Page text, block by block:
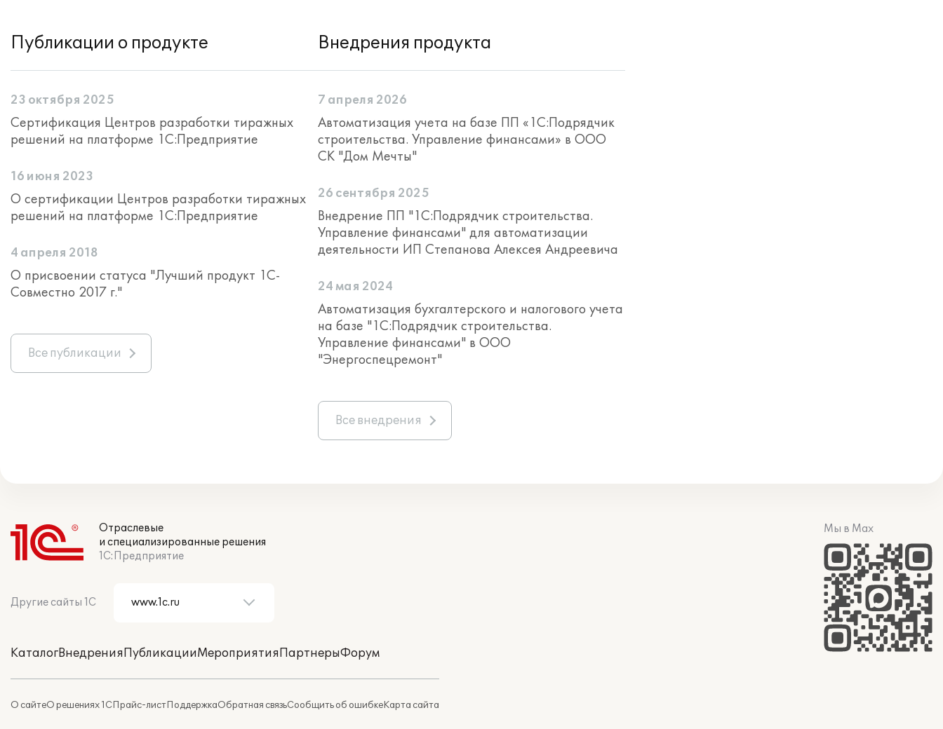
Публикации о продукте
23 октября 2025
Сертификация Центров разработки тиражных
решений на платформе 1С:Предприятие
16 июня 2023
О сертификации Центров разработки тиражных
решений на платформе 1С:Предприятие
4 апреля 2018
О присвоении статуса "Лучший продукт 1С-
Совместно 2017 г."
Все публикации
Внедрения продукта
7 апреля 2026
Автоматизация учета на базе ПП «1С:Подрядчик
строительства. Управление финансами» в ООО
СК "Дом Мечты"
26 сентября 2025
Внедрение ПП "1С:Подрядчик строительства.
Управление финансами" для автоматизации
деятельности ИП Степанова Алексея Андреевича
24 мая 2024
Автоматизация бухгалтерского и налогового учета
на базе "1С:Подрядчик строительства.
Управление финансами" в ООО
"Энергоспецремонт"
Все внедрения
Отраслевые
и специализированные решения
1С:Предприятие
Другие сайты 1С
КаталогВнедренияПубликацииМероприятияПартнерыФорум
О сайтеО решениях 1СПрайс-листПоддержкаОбратная связьСообщить об ошибкеКарта сайта
Мы в Max